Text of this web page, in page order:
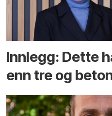
Innlegg: Dette
enn tre og